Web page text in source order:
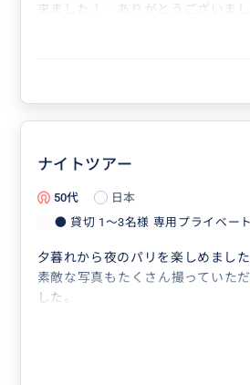
来ました！ ありがとうございまし
ナイトツアー
50代
日本
● 貸切 1〜3名様 専用プライベー
夕暮れから夜のパリを楽しめました
素敵な写真もたくさん撮っていた
した。